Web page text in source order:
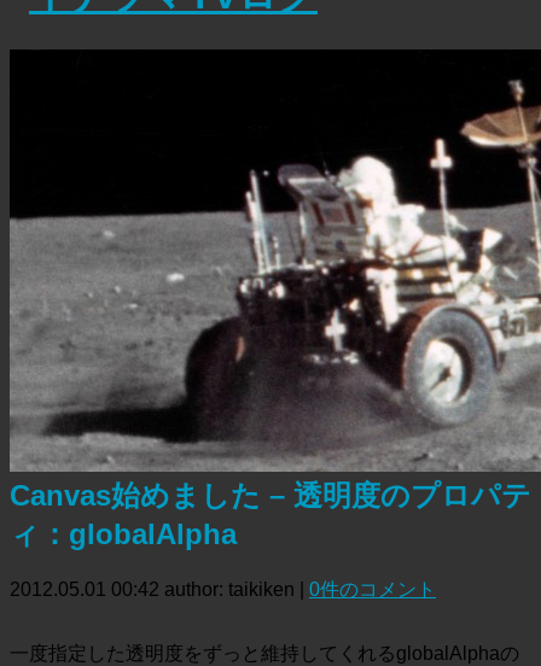
Canvas始めました – 透明度のプロパテ
ィ：globalAlpha
2012.05.01 00:42 author: taikiken 0件のコメント
一度指定した透明度をずっと維持してくれるglobalAlphaの